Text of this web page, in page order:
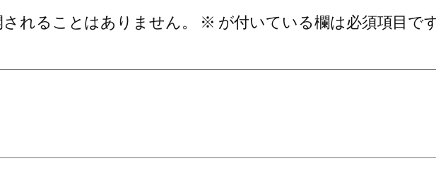
れることはありません。
※ が付いている欄は必須項目で